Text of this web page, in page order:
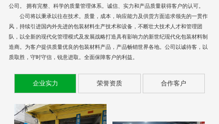
公司。 拥有完整、科学的质量管理体系。诚信、实力和产品质量获得客户的认可。
公司将以秉承以往在技术。质量，成本，响应能力及供货方面追求领先的一贯作
风，持续引进国内外先进的包装材料生产技术和设备，不断壮大技术人才和管理团
队，以全新的现代化管理模式及发展战略打造具有影响力的新世纪现代化包装材料制
造商。为客户提供质量优良的包装材料产品，产品畅销世界各地。公司以诚待客，以
质取胜，守时守信，锐意进取。全面保障客户的利益。
企业实力 荣誉资质 合作客户